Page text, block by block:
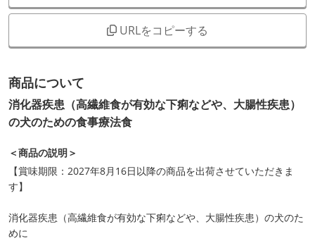
URLをコピーする
商品について
消化器疾患（高繊維食が有効な下痢などや、大腸性疾患）
の犬のための食事療法食
＜商品の説明＞
【賞味期限：2027年8月16日以降の商品を出荷させていただきま
す】
消化器疾患（高繊維食が有効な下痢などや、大腸性疾患）の犬のた
めに